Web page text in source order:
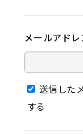
メールアドレ
送信した
する